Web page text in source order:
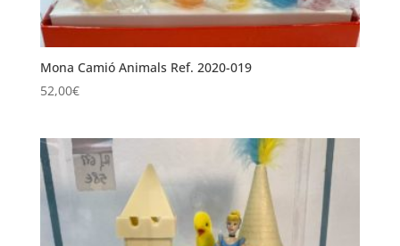
Mona Camió Animals Ref. 2020-019
52,00€